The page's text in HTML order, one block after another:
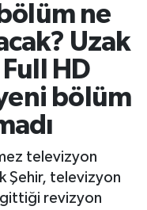
ne
Uzak
HD
bölüm
televizyon
Şehir, televizyon
gittiği revizyon
Fikstür